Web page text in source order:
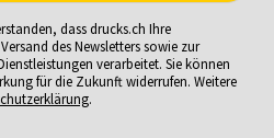
dass drucks.ch Ihre
des Newsletters sowie zur
verarbeitet. Sie können
für die Zukunft widerrufen. Weitere
.